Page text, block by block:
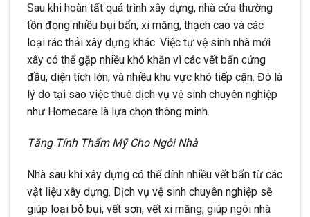
Sau khi hoàn tất quá trình xây dựng, nhà cửa thường
tồn đọng nhiều bụi bẩn, xi măng, thạch cao và các
loại rác thải xây dựng khác. Việc tự vệ sinh nhà mới
xây có thể gặp nhiều khó khăn vì các vết bẩn cứng
đầu, diện tích lớn, và nhiều khu vực khó tiếp cận. Đó là
lý do tại sao việc thuê dịch vụ vệ sinh chuyên nghiệp
như Homecare là lựa chọn thông minh.
Tăng Tính Thẩm Mỹ Cho Ngôi Nhà
Nhà sau khi xây dựng có thể dính nhiều vết bẩn từ các
vật liệu xây dựng. Dịch vụ vệ sinh chuyên nghiệp sẽ
giúp loại bỏ bụi, vết sơn, vết xi măng, giúp ngôi nhà